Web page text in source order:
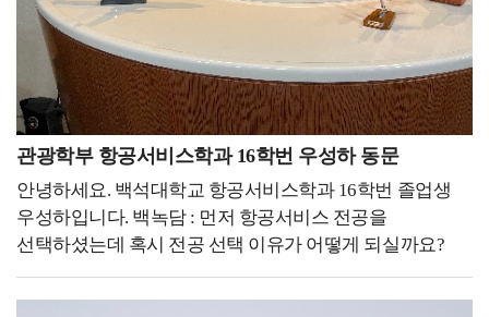
생활을 하고 싶습니다.지금은 평범한 대학교 생활들이
나중에는 그리운 추억이 되고 아쉬운 과거가 될 수
있으니까 지금 주어진 상황에서 최선을 다하면
좋겠습니다.그래서 후배들도 대학교 생활을 최대한
즐겼으면 좋겠습니다. 축제 기간에는 진심으로 축제를
즐겨도 보고, 시험 기간에는 열정적으로 공부도 하면서
다시 오지 않을 대학 생활을 지냈으면 좋겠습니다. '준비된
자만이 기회를 잡는다' 정말 무수히 많이 들어본
이야기였습니다. 진부하고 너무나도 당연하게 생각했던
말이 지금은 제 좌우명이 되었습니다. 정말 기회는 언제
어디서 어떻게 나에게 올지 모릅니다.졸업 후 일과
대학원을 같이 다닌 이유도 나에게 기회가 올 수도
파악하면서도 질문을 통해 이야기를 자연스럽게 털어놓을
수 있는 환경을 제공합니다. 이와 같은 환자와의
의사소통은 단방향적인 정보 전달이 아닌 상호적인 대화와
소통으로 이루어져야 합니다. 표정이나 자세, 몸짓 등
비언어적 신호를 통해 환자의 감정이나 요구사항을
파악하고 응답하는 것은 환자와의 신뢰 관계를 형성하는
데 도움이 되며, 불편한 점이나 어려움을 미리 파악하여
적극적으로 대응할 수 있습니다. 이처럼 전문적인 재활
치료를 제공하는 것은 물론이고, 환자와 보호자의
관광학부 항공서비스학과 16학번 우성하 동문
안녕하세요. 백석대학교 항공서비스학과 16학번 졸업생
우성하입니다. 백녹담 : 먼저 항공서비스 전공을
선택하셨는데 혹시 전공 선택 이유가 어떻게 되실까요?
우성하 동문 : 사실 어려서부터 되게 사람들하고 얘기하고
같이 어울리는 걸 좋아했습니다. 그리고 부모님이